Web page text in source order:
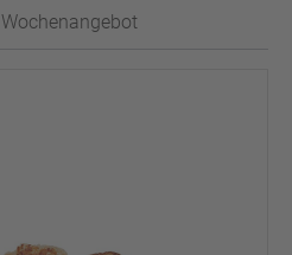
Wochenangebot